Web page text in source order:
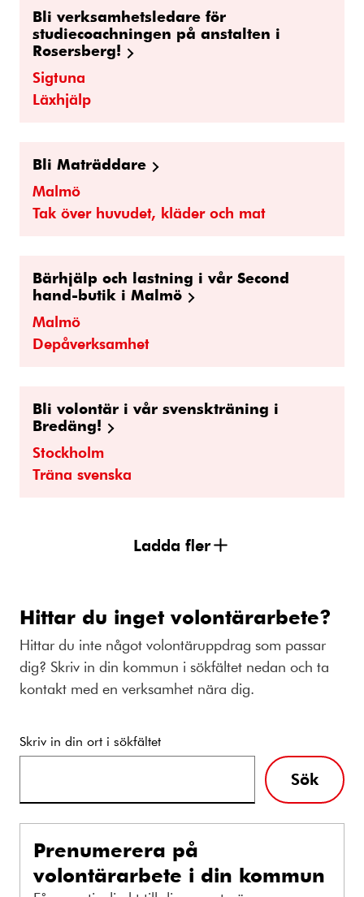
Bli verksamhetsledare för
studiecoachningen på anstalten i
Rosersberg!
Sigtuna
Läxhjälp
Bli Maträddare
Malmö
Tak över huvudet, kläder och mat
Bärhjälp och lastning i vår Second
hand-butik i Malmö
Malmö
Depåverksamhet
Bli volontär i vår svenskträning i
Bredäng!
Stockholm
Träna svenska
Ladda fler
Hittar du inget volontärarbete?
Hittar du inte något volontäruppdrag som passar
dig? Skriv in din kommun i sökfältet nedan och ta
kontakt med en verksamhet nära dig.
Skriv in din ort i sökfältet
Sök
Prenumerera på
volontärarbete i din kommun